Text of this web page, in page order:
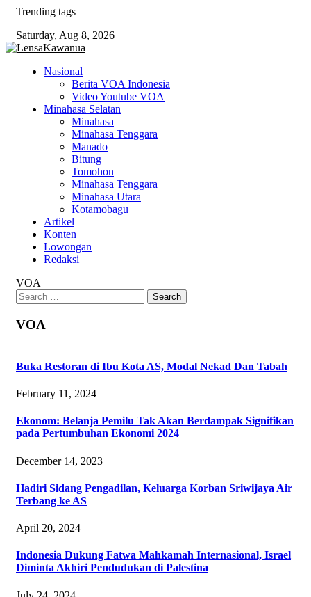
Skip
content
Trending tags
Saturday, Aug 8, 2026
Nasional
Berita VOA Indonesia
Video Youtube VOA
Minahasa Selatan
Minahasa
Minahasa Tenggara
Manado
Bitung
Tomohon
Minahasa Tenggara
Minahasa Utara
Kotamobagu
Artikel
Konten
Lowongan
Redaksi
VOA
Search
for:
VOA
Buka Restoran di Ibu Kota AS, Modal Nekad Dan Tabah
February 11, 2024
Ekonom: Belanja Pemilu Tak Akan Berdampak Signifikan
pada Pertumbuhan Ekonomi 2024
December 14, 2023
Hadiri Sidang Pengadilan, Keluarga Korban Sriwijaya Air
Terbang ke AS
April 20, 2024
Indonesia Dukung Fatwa Mahkamah Internasional, Israel
Diminta Akhiri Pendudukan di Palestina